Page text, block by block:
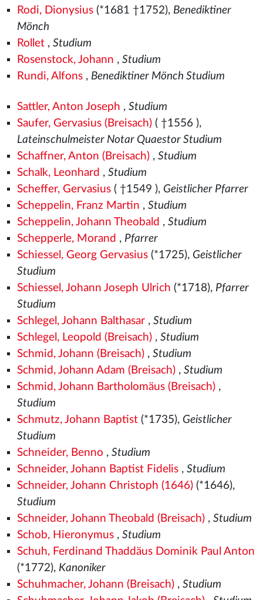
Rodi, Dionysius(*1681 †1752), Benediktiner
Mönch
Rollet, Studium
Rosenstock, Johann , Studium
Rundi, Alfons, Benediktiner Mönch Studium
Sattler, Anton Joseph , Studium
Saufer, Gervasius (Breisach)( †1556 ),
Lateinschulmeister Notar Quaestor Studium
Schaffner, Anton (Breisach), Studium
Schalk, Leonhard , Studium
Scheffer, Gervasius( †1549 ), Geistlicher Pfarrer
Scheppelin, Franz Martin , Studium
Scheppelin, Johann Theobald , Studium
Schepperle, Morand , Pfarrer
Schiessel, Georg Gervasius(*1725), Geistlicher
Studium
Schiessel, Johann Joseph Ulrich (*1718), Pfarrer
Studium
Schlegel, Johann Balthasar, Studium
Schlegel, Leopold (Breisach), Studium
Schmid, Johann (Breisach), Studium
Schmid, Johann Adam (Breisach), Studium
Schmid, Johann Bartholomäus (Breisach),
Studium
Schmutz, Johann Baptist(*1735), Geistlicher
Studium
Schneider, Benno , Studium
Schneider, Johann Baptist Fidelis, Studium
Schneider, Johann Christoph (1646)(*1646),
Studium
Schneider, Johann Theobald (Breisach), Studium
Schob, Hieronymus, Studium
Schuh, Ferdinand Thaddäus Dominik Paul Anton
(*1772), Kanoniker
Schuhmacher, Johann (Breisach), Studium